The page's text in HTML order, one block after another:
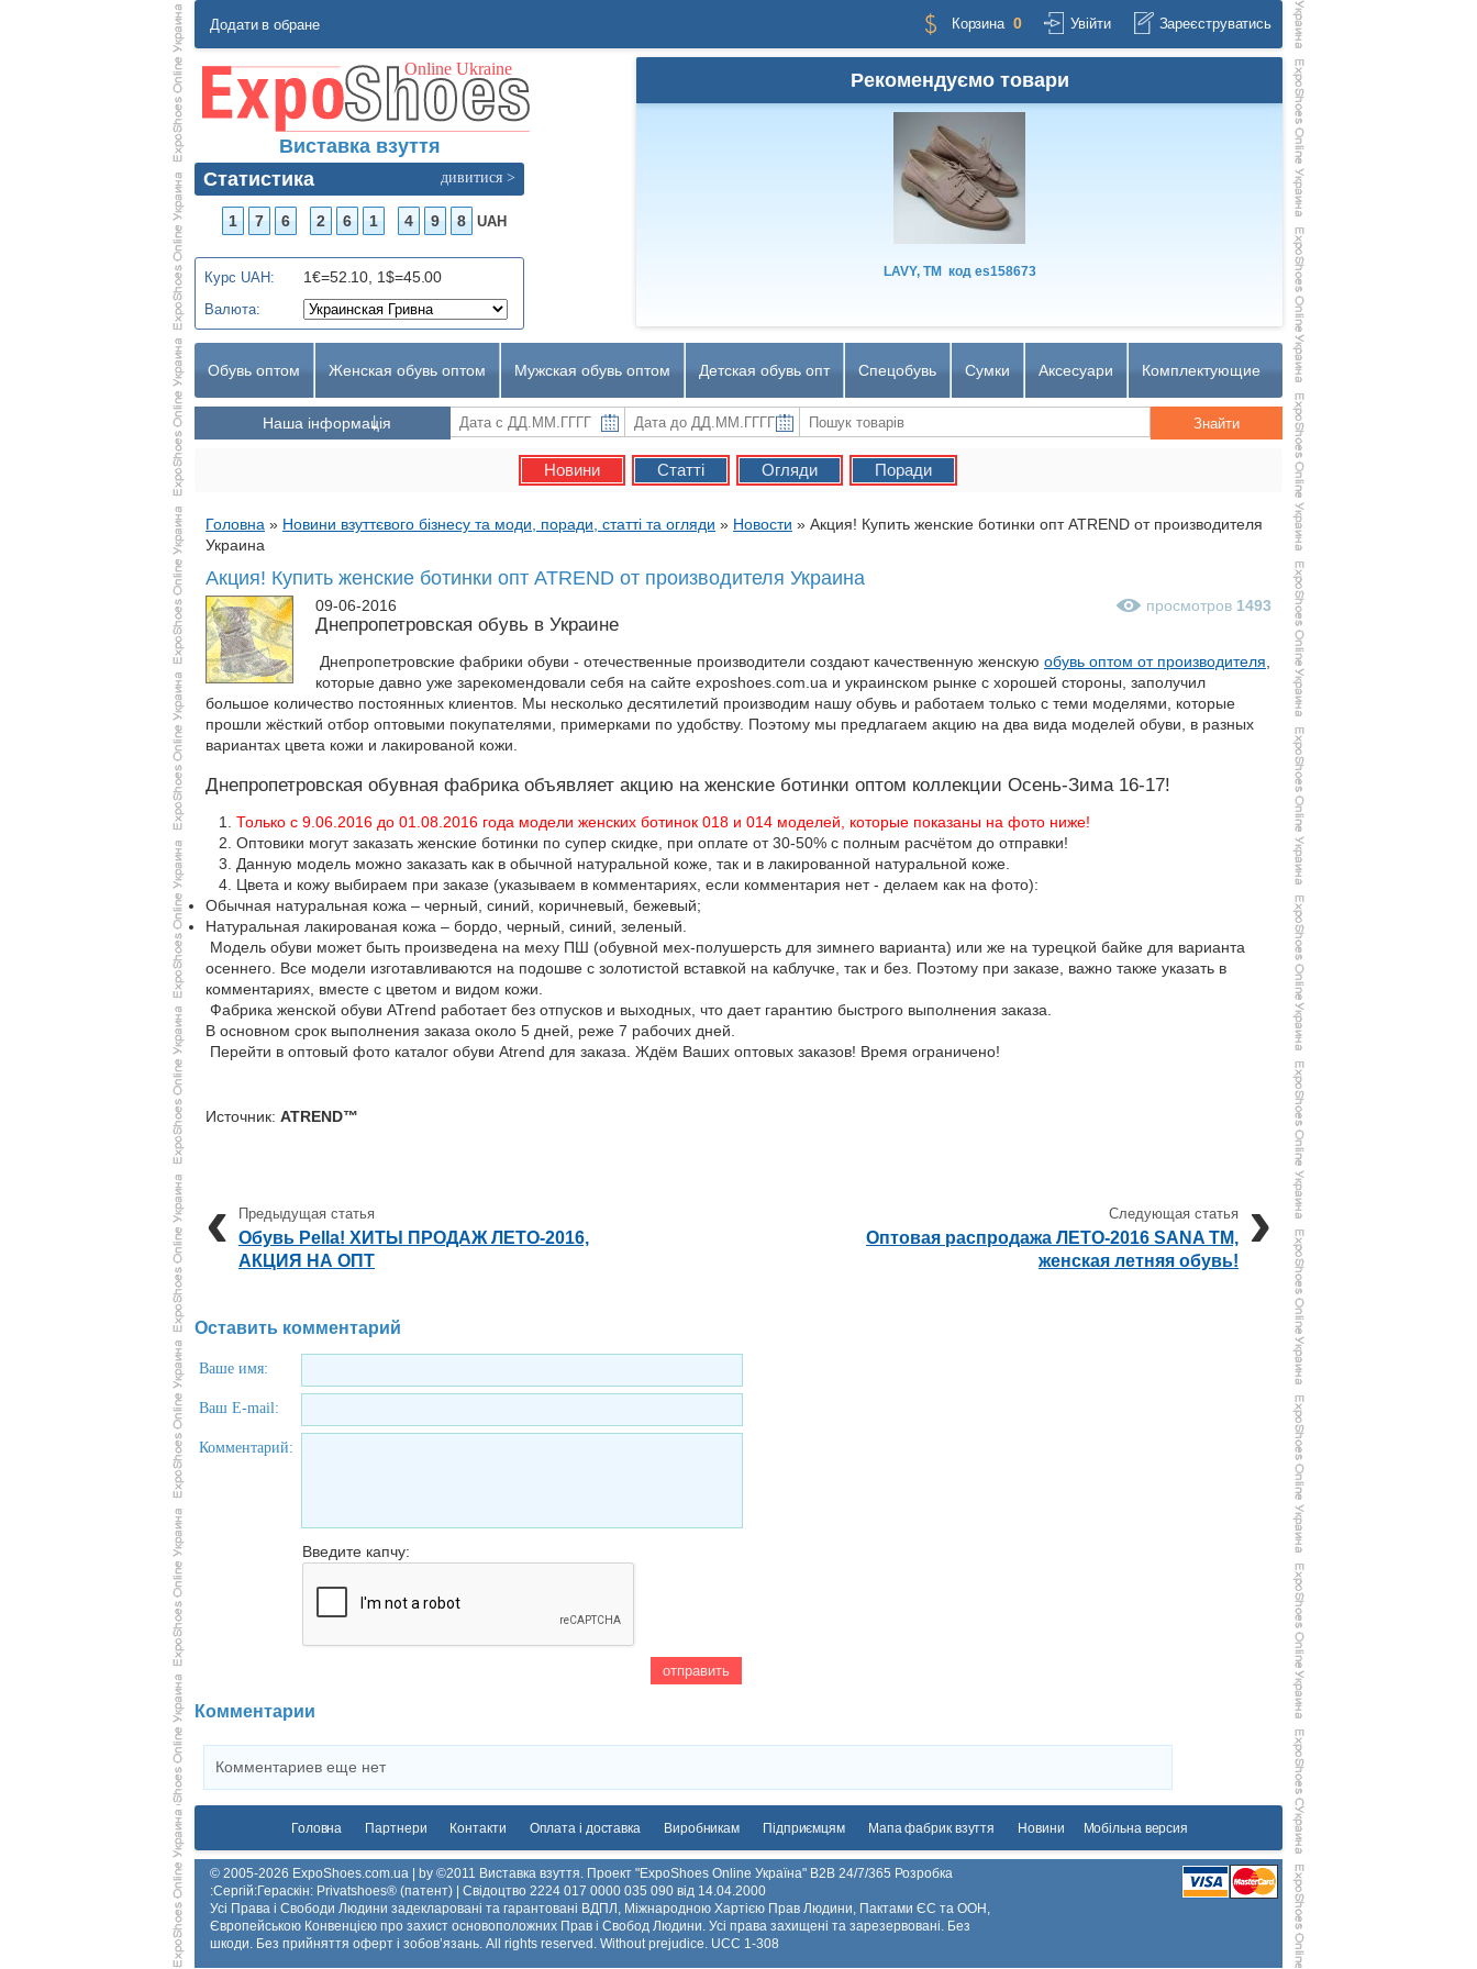
Додати в обране Корзина 0 Увійти Зареєструватись
Виставка взуття
Статистика
дивитися >
1 7 6 2 6 1 4 9 8 UAH
Курс UAH: 1€=52.10, 1$=45.00
Валюта:
Рекомендуємо товари
LAVY, TM кодes158673
Обувь оптом Женская обувь оптом Мужская обувь оптом Детская обувь опт Спецобувь Сумки Аксесуари Комплектующие
Наша інформація
Новини Статті Огляди Поради
Головна » Новини взуттєвого бізнесу та моди, поради, статті та огляди » Новости » Акция! Купить женские ботинки опт ATREND от производителя
Украина
Акция! Купить женские ботинки опт ATREND от производителя Украина
просмотров 1493
09-06-2016
Днепропетровская обувь в Украине
Днепропетровские фабрики обуви - отечественные производители создают качественную женскую обувь оптом от производителя
которые давно уже зарекомендовали себя на сайте exposhoes.com.ua и украинском рынке с хорошей стороны, заполучил
большое количество постоянных клиентов. Мы несколько десятилетий производим нашу обувь и работаем только с теми моделями, которые
прошли жёсткий отбор оптовыми покупателями, примерками по удобству. Поэтому мы предлагаем акцию на два вида моделей обуви, в разных
вариантах цвета кожи и лакированой кожи.
Днепропетровская обувная фабрика объявляет акцию на женские ботинки оптом коллекции Осень-Зима 16-17!
Только с 9.06.2016 до 01.08.2016 года модели женских ботинок 018 и 014 моделей, которые показаны на фото ниже!
Оптовики могут заказать женские ботинки по супер скидке, при оплате от 30-50% с полным расчётом до отправки!
Данную модель можно заказать как в обычной натуральной коже, так и в лакированной натуральной коже.
Цвета и кожу выбираем при заказе (указываем в комментариях, если комментария нет - делаем как на фото):
Обычная натуральная кожа – черный, синий, коричневый, бежевый;
Натуральная лакированая кожа – бордо, черный, синий, зеленый.
Модель обуви может быть произведена на меху ПШ (обувной мех-полушерсть для зимнего варианта) или же на турецкой байке для варианта
осеннего. Все модели изготавливаются на подошве с золотистой вставкой на каблучке, так и без. Поэтому при заказе, важно также указать в
комментариях, вместе с цветом и видом кожи.
Фабрика женской обуви ATrend работает без отпусков и выходных, что дает гарантию быстрого выполнения заказа.
В основном срок выполнения заказа около 5 дней, реже 7 рабочих дней.
Перейти в оптовый фото каталог обуви Atrend для заказа. Ждём Ваших оптовых заказов! Время ограничено!
Источник: ATREND™
Обувь Pella! ХИТЫ ПРОДАЖ ЛЕТО-2016,
АКЦИЯ НА ОПТ
Оптовая распродажа ЛЕТО-2016 SANA TM,
женская летняя обувь!
Оставить комментарий
Ваше имя:
Ваш E-mail:
Комментарий:
Введите капчу:
Комментарии
Комментариев еще нет
Головна Партнери Контакти Оплата і доставка Виробникам Підприємцям Мапа фабрик взуття Новини Мобільна версия
© 2005-2026 ExpoShoes.com.ua | by ©2011 Виставка взуття. Проект "ExpoShoes Online Україна" B2B 24/7/365 Розробка
:Сергій:Гераскін: Privatshoes® (патент) | Свідоцтво 2224 017 0000 035 090 від 14.04.2000
Усі Права і Свободи Людини задекларовані та гарантовані ВДПЛ, Міжнародною Хартією Прав Людини, Пактами ЄС та ООН,
Європейською Конвенцією про захист основоположних Прав і Свобод Людини. Усі права захищені та зарезервовані. Без
шкоди. Без прийняття оферт і зобов’язань. All rights reserved. Without prejudice. UCC 1-308